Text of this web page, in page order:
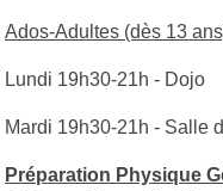
Ados-Adultes (dès 13
Lundi 19h30-21h - Dojo
Mardi 19h30-21h - Salle
Préparation Physique